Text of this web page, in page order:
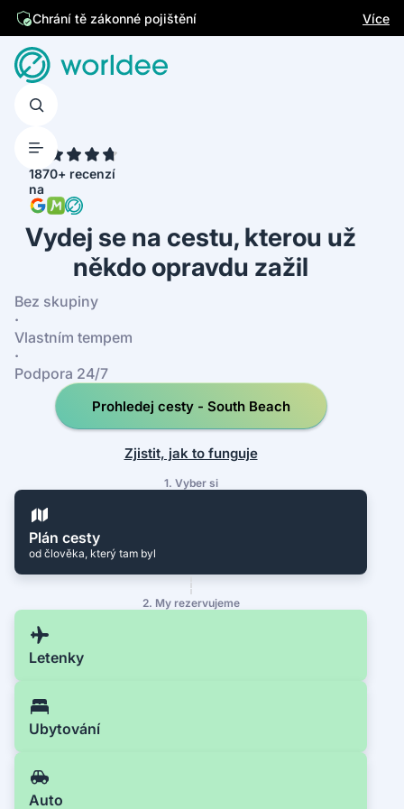
Chrání tě zákonné pojištění
Jsme česká firma Více
1870+ recenzí
na
Vydej se na cestu, kterou už
někdo opravdu zažil
Bez skupiny
·
Vlastním tempem
·
Podpora 24/7
Prohledej cesty - South Beach
Zjistit, jak to funguje
1. Vyber si
Plán cesty
od člověka, který tam byl
2. My rezervujeme
Letenky
Ubytování
Auto